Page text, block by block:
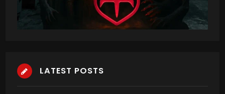
LATEST POSTS